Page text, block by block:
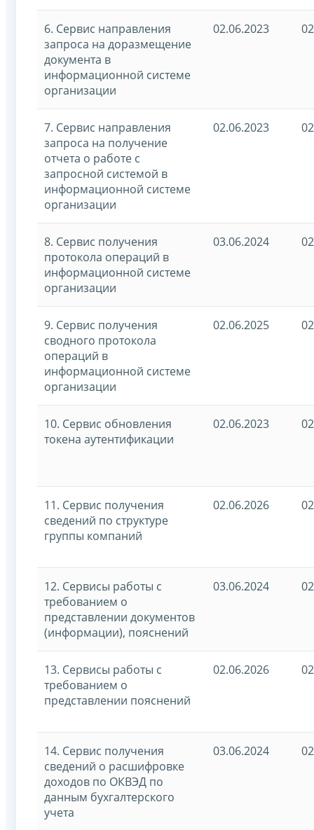
6. Сервис направления
запроса на доразмещение
документа в
информационной системе
организации
02.06.2023
7. Сервис направления
запроса на получение
отчета о работе с
запросной системой в
информационной системе
организации
02.06.2023
8. Сервис получения
протокола операций в
информационной системе
организации
03.06.2024
9. Сервис получения
сводного протокола
операций в
информационной системе
организации
02.06.2025
10. Сервис обновления
токена аутентификации
02.06.2023
11. Сервис получения
сведений по структуре
группы компаний
02.06.2026
12. Сервисы работы с
требованием о
представлении документов
(информации), пояснений
03.06.2024
13. Сервисы работы с
требованием о
представлении пояснений
02.06.2026
14. Сервис получения
сведений о расшифровке
доходов по ОКВЭД по
данным бухгалтерского
учета
03.06.2024